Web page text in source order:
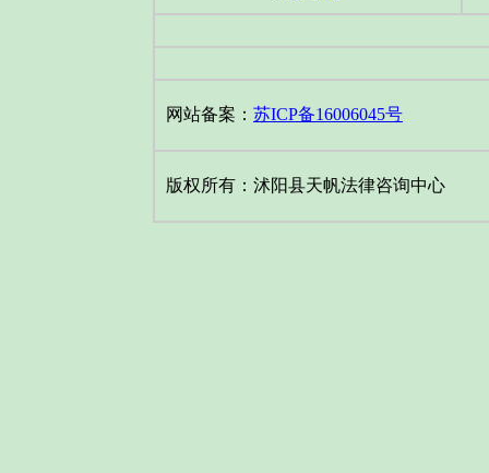
网站备案： 苏ICP备16006045号
版权所有：沭阳县天帆法律咨询中心